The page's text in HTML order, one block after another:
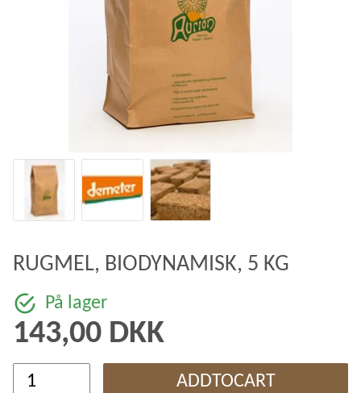
RUGMEL, BIODYNAMISK, 5 KG
På lager
143,00 DKK
ADDTOCART